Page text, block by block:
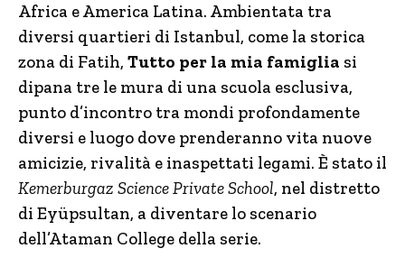
Africa e America Latina. Ambientata tra
diversi quartieri di Istanbul, come la storica
zona di Fatih, Tutto per la mia famiglia si
dipana tre le mura di una scuola esclusiva,
punto d’incontro tra mondi profondamente
diversi e luogo dove prenderanno vita nuove
amicizie, rivalità e inaspettati legami. È stato il
Kemerburgaz Science Private School, nel distretto
di Eyüpsultan, a diventare lo scenario
dell’Ataman College della serie.